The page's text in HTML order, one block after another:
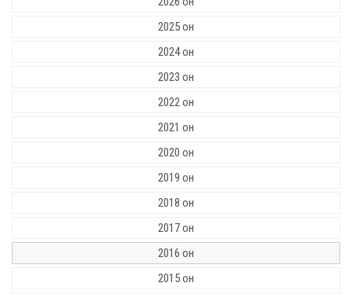
2025 он
2024 он
2023 он
2022 он
2021 он
2020 он
2019 он
2018 он
2017 он
2016 он
2015 он